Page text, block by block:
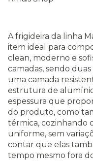
A frigideira da linha
item ideal para
clean, moderno e
camadas, sendo
uma camada
estrutura de
espessura que
do produto, como
térmica, cozinhando
uniforme, sem
contar que elas
tempo mesmo fora